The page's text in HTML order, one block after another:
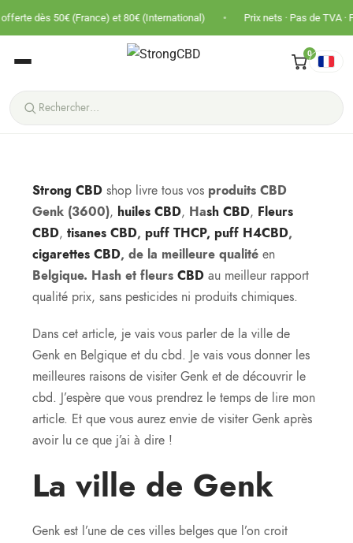
(France) et 80€ (International) • Prix nets · Pas de TVA · Panier plus
0
Strong CBD shop livre tous vos produits CBD
Genk (3600), huiles CBD, Hash CBD, Fleurs
CBD, tisanes CBD, puff THCP, puff H4CBD,
cigarettes CBD, de la meilleure qualité en
Belgique. Hash et fleurs CBD au meilleur rapport
qualité prix, sans pesticides ni produits chimiques.
Dans cet article, je vais vous parler de la ville de
Genk en Belgique et du cbd. Je vais vous donner les
meilleures raisons de visiter Genk et de découvrir le
cbd. J’espère que vous prendrez le temps de lire mon
article. Et que vous aurez envie de visiter Genk après
avoir lu ce que j’ai à dire !
La ville de Genk
Genk est l’une de ces villes belges que l’on croit